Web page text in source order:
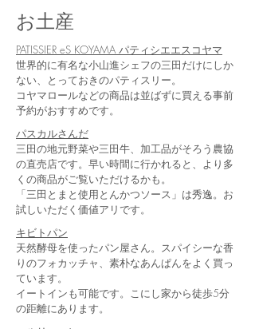
​お土産
PATISSIER eS KOYAMA パティシエエスコヤマ
世界的に有名な小山進シェフの三田だけにしか
ない、とっておきのパティスリー。
​コヤマロールなどの商品は並ばずに買える事前
予約がおすすめです。
パスカルさんだ
三田の地元野菜や三田牛、加工品がそろう農協
の直売店です。早い時間に行かれると、より多
くの商品がご覧いただけるかも。
「三田とまと使用とんかつソース」は秀逸。お
試しいただく価値アリです。​
キビトパン
​天然酵母を使ったパン屋さん。スパイシーな香
りのフォカッチャ、素朴なあんぱんをよく買っ
ています。
イートインも可能です。こにし家から徒歩5分
の距離にあります。